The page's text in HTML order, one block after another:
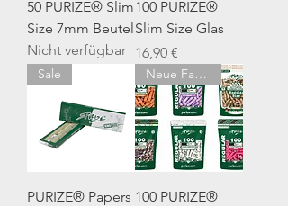
50 PURIZE® Slim
Size 7mm Beutel
Nicht verfügbar
100 PURIZE®
Slim Size Glas
Preis
16,90 €
Sale
PURIZE® Papers
Neue Farben
100 PURIZE®